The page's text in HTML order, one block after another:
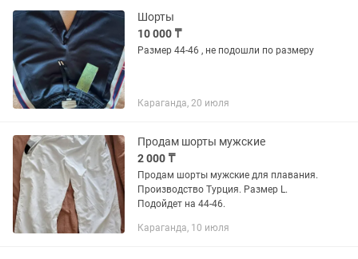
Шорты
10 000 ₸
Размер 44-46 , не подошли по размеру
Караганда, 20 июля
Продам шорты мужские
2 000 ₸
Продам шорты мужские для плавания.
Производство Турция. Размер L.
Подойдет на 44-46.
Караганда, 10 июля